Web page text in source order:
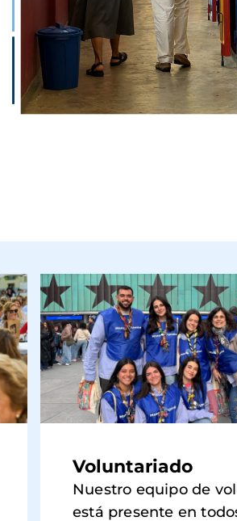
Voluntariado
Nuestro equipo de
está presente en